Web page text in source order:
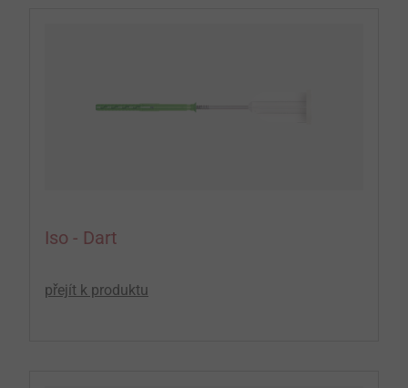
Iso - Dart
přejít k produktu